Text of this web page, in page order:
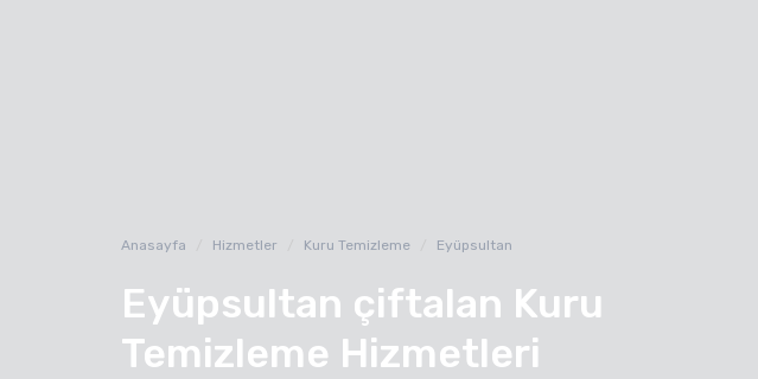
Anasayfa Hizmetler Kuru Temizleme Eyüpsultan
Eyüpsultan çiftalan Kuru
Temizleme Hizmetleri